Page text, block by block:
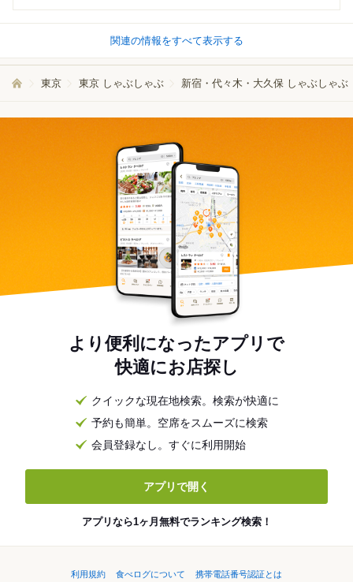
関連の情報をすべて表示する
東京 東京 しゃぶしゃぶ 新宿・代々木・大久保 しゃぶしゃぶ
より便利になったアプリで
快適にお店探し
クイックな現在地検索。検索が快適に
予約も簡単。空席をスムーズに検索
会員登録なし。すぐに利用開始
アプリで開く
アプリなら1ヶ月無料でランキング検索！
利用規約 食べログについて 携帯電話番号認証とは